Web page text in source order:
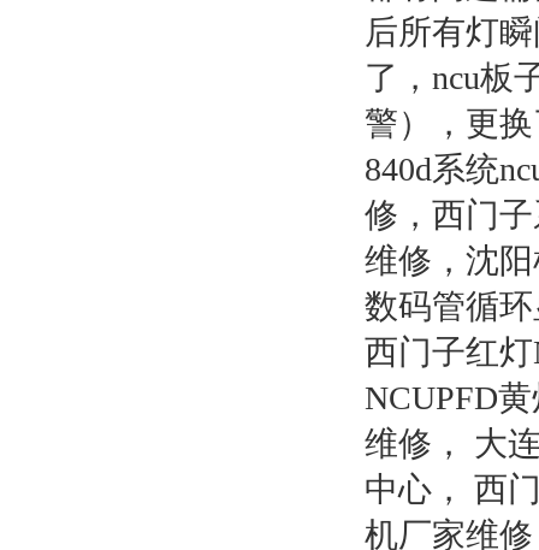
后所有灯
了，ncu板
警），更
840d系统
修，西门
维修，沈
数码管循
西门子红
NCUPFD
维修， 大
中心， 西
机厂家维